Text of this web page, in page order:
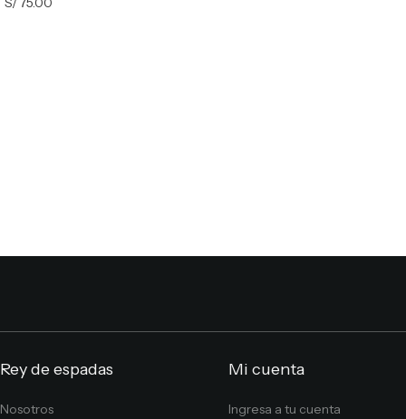
Rey de espadas
Nosotros
Mi cuenta
Ingresa a tu cuenta